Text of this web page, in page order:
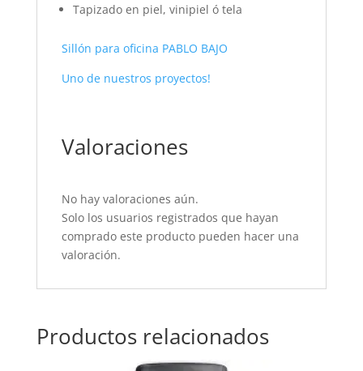
Tapizado en piel, vinipiel ó tela
Sillón para oficina PABLO BAJO
Uno de nuestros proyectos!
Valoraciones
No hay valoraciones aún.
Solo los usuarios registrados que hayan
comprado este producto pueden hacer una
valoración.
Productos relacionados